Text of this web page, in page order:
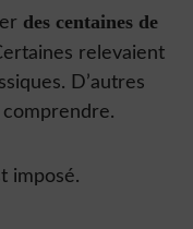
des centaines de
relevaient
D’autres
imposé.